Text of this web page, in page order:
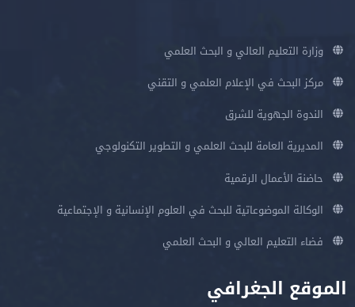
وزارة التعليم العالي و البحث العلمي
مركز البحث في الإعلام العلمي و التقني
الندوة الجهوية للشرق
المديرية العامة للبحث العلمي و التطوير التكنولوجي
حاضنة الأعمال الرقمية
الوكالة الموضوعاتية للبحث في العلوم الإنسانية و الإجتماعية
فضاء التعليم العالي و البحث العلمي
الموقع الجغرافي